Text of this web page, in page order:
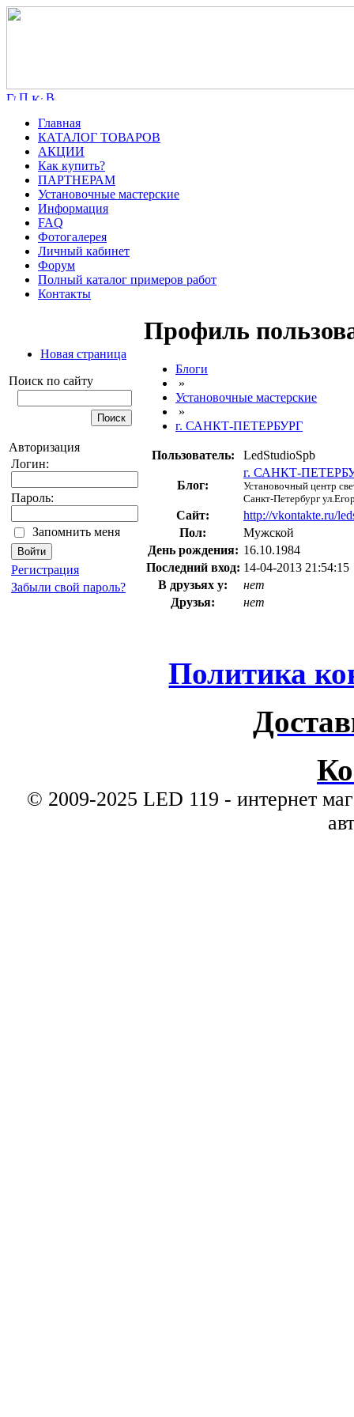
Главная
КАТАЛОГ ТОВАРОВ
АКЦИИ
Как купить?
ПАРТНЕРАМ
Установочные мастерские
Информация
FAQ
Фотогалерея
Личный кабинет
Форум
Полный каталог примеров работ
Контакты
Новая страница
Поиск по сайту
Авторизация
Логин:
Пароль:
Запомнить меня
Регистрация
Забыли свой пароль?
Профиль
Блоги
»
Установочные мастерские
»
г. САНКТ-ПЕТЕРБУРГ
Пользователь: LedStudioSpb
Блог:
г. САНКТ-
Установочный центр
Санкт-Петербург
Сайт:
http://vkontakte.ru/
Пол:
Мужской
День рождения: 16.10.1984
Последний вход: 14-04-2013 21:54:15
В друзьях у:
нет
Друзья:
нет
Политика
© 2009-2025 LED 119 - интернет